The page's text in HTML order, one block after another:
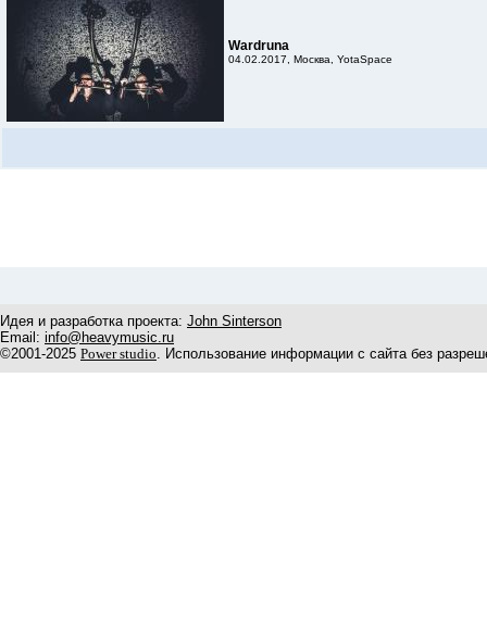
Wardruna
04.02.2017, Москва, YotaSpace
Идея и разработка проекта: John Sinterson
Email: info@heavymusic.ru
©2001-2025 Power studio. Использование информации с сайта без